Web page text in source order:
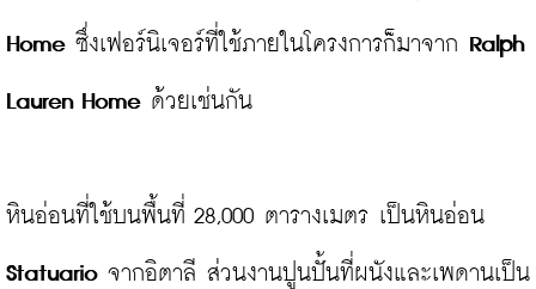
Home ซึ่งเฟอร์นิเจอร์ที่ใช้ภายในโครงการก็มาจาก Ralph
Lauren Home ด้วยเช่นกัน
Statuario จากอิตาลี ส่วนงานปูนปั้นที่ผนังและเพดานเป็น